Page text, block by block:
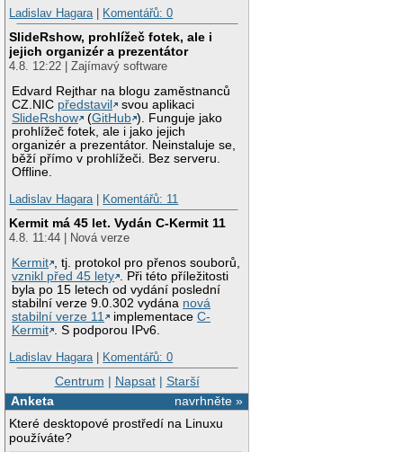
Ladislav Hagara| Komentářů: 0
SlideRshow, prohlížeč fotek, ale i
jejich organizér a prezentátor
4.8. 12:22 | Zajímavý software
Edvard Rejthar na blogu zaměstnanců
CZ.NIC představil
svou aplikaci
SlideRshow
(GitHub ). Funguje jako
prohlížeč fotek, ale i jako jejich
organizér a prezentátor. Neinstaluje se,
běží přímo v prohlížeči. Bez serveru.
Offline.
Ladislav Hagara| Komentářů: 11
Kermit má 45 let. Vydán C-Kermit 11
4.8. 11:44 | Nová verze
Kermit , tj. protokol pro přenos souborů,
vznikl před 45 lety . Při této příležitosti
byla po 15 letech od vydání poslední
stabilní verze 9.0.302 vydána nová
stabilní verze 11
implementaceC-
Kermit . S podporou IPv6.
Ladislav Hagara| Komentářů: 0
Centrum | Napsat| Starší
navrhněte »
Anketa
Které desktopové prostředí na Linuxu
používáte?